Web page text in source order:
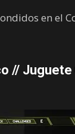
en el
// Juguete